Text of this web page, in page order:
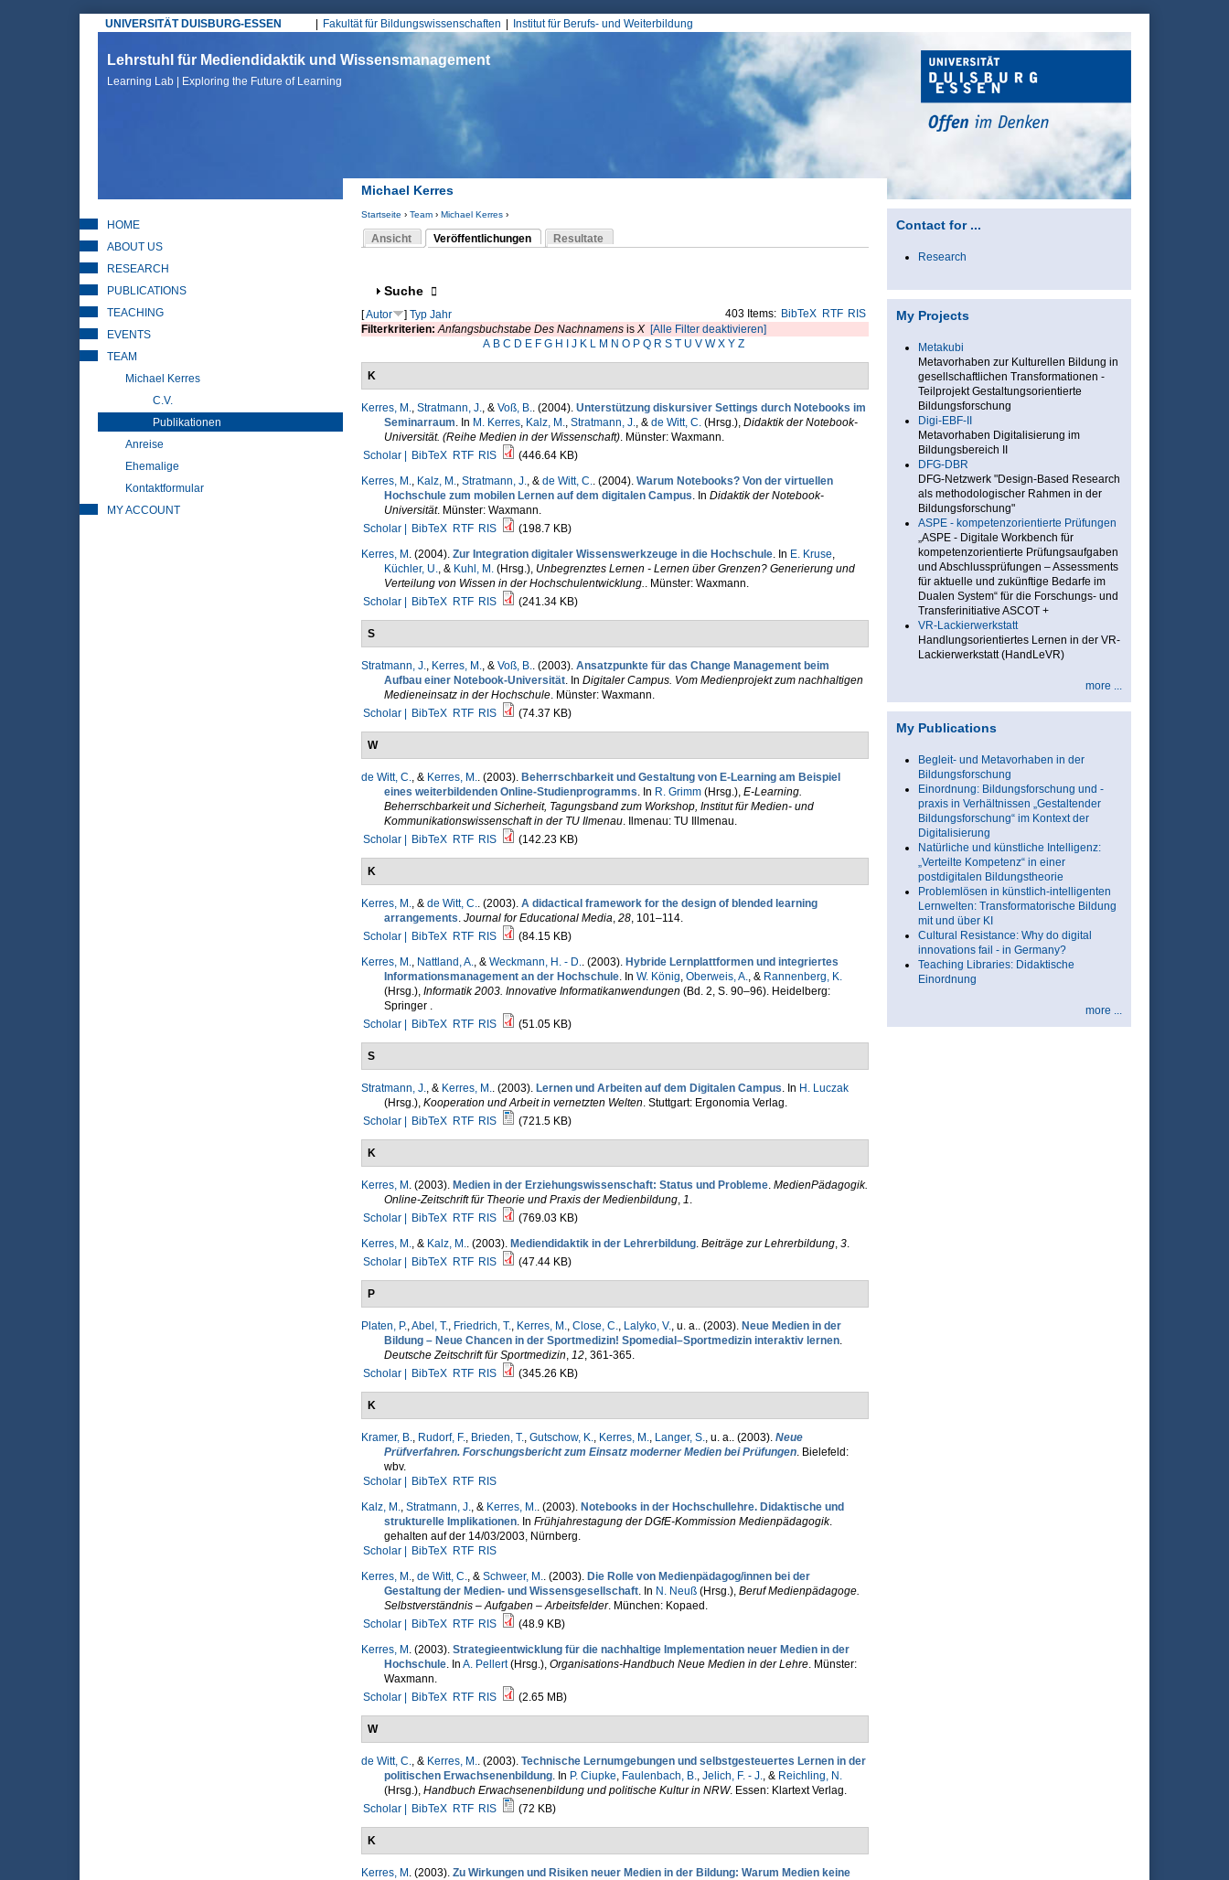
UNIVERSITÄT DUISBURG-ESSEN
Hauptmenü
Fakultät für Bildungswissenschaften Institut für Berufs- und Weiterbildung
Lehrstuhl für Mediendidaktik und Wissensmanagement
Learning Lab | Exploring the Future of Learning
Michael Kerres
Sie sind hier
Startseite › Team› Michael Kerres›
Ansicht
Veröffentlichungen
(aktiver Reiter)
Resultate
Anzeigen
Suche
403 Items: BibTeX RTF RIS
[Autor ] Typ Jahr
Filterkriterien:Anfangsbuchstabe Des Nachnamensis X [Alle Filter deaktivieren]
A B C D E F G H J K L M N O P Q R S T U V W X Y Z
K
Kerres, M., Stratmann, J., & Voß, B.. (2004). Unterstützung diskursiver Settings durch Notebooks im
Seminarraum. In M. Kerres, Kalz, M., Stratmann, J., & de Witt, C.(Hrsg.), Didaktik der Notebook-
Universität. (Reihe Medien in der Wissenschaft). Münster: Waxmann.
Scholar |
BibTeX RTF RIS
(446.64 KB)
Kerres, M., Kalz, M., Stratmann, J., & de Witt, C.. (2004). Warum Notebooks? Von der virtuellen
Hochschule zum mobilen Lernen auf dem digitalen Campus. In Didaktik der Notebook-
Universität. Münster: Waxmann.
Scholar |
BibTeX RTF RIS
(198.7 KB)
Kerres, M . (2004). Zur Integration digitaler Wissenswerkzeuge in die Hochschule. In E. Kruse,
Küchler, U., & Kuhl, M.(Hrsg.), Unbegrenztes Lernen - Lernen über Grenzen? Generierung und
Verteilung von Wissen in der Hochschulentwicklung.. Münster: Waxmann.
Scholar |
BibTeX RTF RIS (241.34 KB)
S
Stratmann, J., Kerres, M., & Voß, B.. (2003). Ansatzpunkte für das Change Management beim
Aufbau einer Notebook-Universität. In Digitaler Campus. Vom Medienprojekt zum nachhaltigen
Medieneinsatz in der Hochschule. Münster: Waxmann.
Scholar |
BibTeX RTF RIS (74.37 KB)
W
de Witt, C., & Kerres, M.. (2003). Beherrschbarkeit und Gestaltung von E-Learning am Beispiel
eines weiterbildenden Online-Studienprogramms. In R. Grimm(Hrsg.), E-Learning.
Beherrschbarkeit und Sicherheit, Tagungsband zum Workshop, Institut für Medien- und
Kommunikationswissenschaft in der TU Ilmenau. Ilmenau: TU Illmenau.
Scholar |
BibTeX RTF RIS (142.23 KB)
K
Kerres, M., & de Witt, C.. (2003). A didactical framework for the design of blended learning
arrangements. Journal for Educational Media, 28, 101–114.
Scholar |
BibTeX RTF RIS
(84.15 KB)
Kerres, M., Nattland, A., & Weckmann, H. - D.. (2003). Hybride Lernplattformen und integriertes
Informationsmanagement an der Hochschule. In W. König, Oberweis, A., & Rannenberg, K.
(Hrsg.), Informatik 2003. Innovative Informatikanwendungen (Bd. 2, S. 90–96). Heidelberg:
Springer .
Scholar |
BibTeX RTF RIS (51.05 KB)
S
Stratmann, J., & Kerres, M.. (2003). Lernen und Arbeiten auf dem Digitalen Campus. In H. Luczak
(Hrsg.), Kooperation und Arbeit in vernetzten Welten. Stuttgart: Ergonomia Verlag.
Scholar |
BibTeX RTF RIS (721.5 KB)
K
Kerres, M . (2003). Medien in der Erziehungswissenschaft: Status und Probleme. MedienPädagogik.
Online-Zeitschrift für Theorie und Praxis der Medienbildung, 1.
Scholar |
BibTeX RTF RIS
(769.03 KB)
Kerres, M., & Kalz, M.. (2003). Mediendidaktik in der Lehrerbildung. Beiträge zur Lehrerbildung, 3.
Scholar |
BibTeX RTF RIS (47.44 KB)
P
Platen, P.,Abel, T., Friedrich, T., Kerres, M., Close, C., Lalyko, V., u. a.. (2003). Neue Medien in der
Bildung – Neue Chancen in der Sportmedizin! Spomedial–Sportmedizin interaktiv lernen.
Deutsche Zeitschrift für Sportmedizin, 12, 361-365.
Scholar |
BibTeX RTF RIS (345.26 KB)
K
Kramer, B., Rudorf, F., Brieden, T., Gutschow, K., Kerres, M., Langer, S., u. a.. (2003). Neue
Prüfverfahren. Forschungsbericht zum Einsatz moderner Medien bei Prüfungen. Bielefeld:
wbv.
Scholar |
BibTeX RTF RIS
Kalz, M., Stratmann, J., & Kerres, M.. (2003). Notebooks in der Hochschullehre. Didaktische und
strukturelle Implikationen. In Frühjahrestagung der DGfE-Kommission Medienpädagogik.
gehalten auf der 14/03/2003, Nürnberg.
Scholar |
BibTeX RTF RIS
Kerres, M., de Witt, C., & Schweer, M.. (2003). Die Rolle von Medienpädagog/innen bei der
Gestaltung der Medien- und Wissensgesellschaft. In N. Neuß(Hrsg.), Beruf Medienpädagoge.
Selbstverständnis – Aufgaben – Arbeitsfelder. München: Kopaed.
Scholar |
BibTeX RTF RIS
(48.9 KB)
Kerres, M . (2003). Strategieentwicklung für die nachhaltige Implementation neuer Medien in der
Hochschule. In A. Pellert(Hrsg.), Organisations-Handbuch Neue Medien in der Lehre. Münster:
Waxmann.
Scholar |
BibTeX RTF RIS (2.65 MB)
W
de Witt, C., & Kerres, M.. (2003). Technische Lernumgebungen und selbstgesteuertes Lernen in der
politischen Erwachsenenbildung. In P. Ciupke, Faulenbach, B., Jelich, F. - J., & Reichling, N.
(Hrsg.), Handbuch Erwachsenenbildung und politische Kultur in NRW. Essen: Klartext Verlag.
Scholar |
BibTeX RTF RIS (72 KB)
K
Kerres, M . (2003). Zu Wirkungen und Risiken neuer Medien in der Bildung: Warum Medien keine
HOME
ABOUT US
RESEARCH
PUBLICATIONS
TEACHING
EVENTS
TEAM
Michael Kerres
C.V.
Publikationen
Anreise
Ehemalige
Kontaktformular
MY ACCOUNT
Contact for ...
Research
My Projects
Metakubi
Metavorhaben zur Kulturellen Bildung in
gesellschaftlichen Transformationen -
Teilprojekt Gestaltungsorientierte
Bildungsforschung
Digi-EBF-II
Metavorhaben Digitalisierung im
Bildungsbereich II
DFG-DBR
DFG-Netzwerk "Design-Based Research
als methodologischer Rahmen in der
Bildungsforschung"
ASPE - kompetenzorientierte Prüfungen
„ASPE - Digitale Workbench für
kompetenzorientierte Prüfungsaufgaben
und Abschlussprüfungen – Assessments
für aktuelle und zukünftige Bedarfe im
Dualen System“ für die Forschungs- und
Transferinitiative ASCOT +
VR-Lackierwerkstatt
Handlungsorientiertes Lernen in der VR-
Lackierwerkstatt (HandLeVR)
more ...
My Publications
Begleit- und Metavorhaben in der
Bildungsforschung
Einordnung: Bildungsforschung und -
praxis in Verhältnissen „Gestaltender
Bildungsforschung“ im Kontext der
Digitalisierung
Natürliche und künstliche Intelligenz:
„Verteilte Kompetenz“ in einer
postdigitalen Bildungstheorie
Problemlösen in künstlich-intelligenten
Lernwelten: Transformatorische Bildung
mit und über KI
Cultural Resistance: Why do digital
innovations fail - in Germany?
Teaching Libraries: Didaktische
Einordnung
more ...